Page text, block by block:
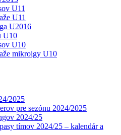
U11
U11
U2016
U10
U10
mikroigy U10
2025
pre sezónu 2024/2025
2024/25
tímov 2024/25 – kalendár a